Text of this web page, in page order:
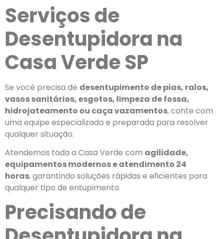
Serviços de
Desentupidora na
Casa Verde SP
Se você precisa de desentupimento de pias, ralos,
vasos sanitários, esgotos, limpeza de fossa,
hidrojateamento ou caça vazamentos, conte com
uma equipe especializada e preparada para resolver
qualquer situação.
Atendemos toda a Casa Verde com agilidade,
equipamentos modernos e atendimento 24
horas, garantindo soluções rápidas e eficientes para
qualquer tipo de entupimento.
Precisando de